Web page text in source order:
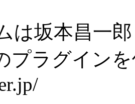
は坂本昌一郎
プラグイン